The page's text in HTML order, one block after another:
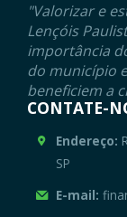
"Valorizar e
Lençóis
importância
do município
beneficiem a
CONTATE-
Endereço:
SP
E-mail: